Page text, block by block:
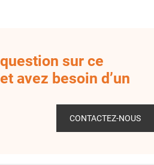
sur ce
avez besoin d’un
CONTACTEZ-NOUS